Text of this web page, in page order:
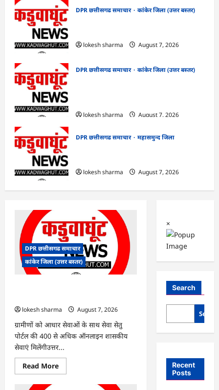
DPR छत्तीसगढ समाचार
कांकेर जिला (उत्तर बस्तर)
lokesh sharma
August 7, 2026
DPR छत्तीसगढ समाचार
कांकेर जिला (उत्तर बस्तर)
lokesh sharma
August 7, 2026
DPR छत्तीसगढ समाचार
महासमुन्द जिला
lokesh sharma
August 7, 2026
DPR छत्तीसगढ समाचार
कांकेर जिला (उत्तर बस्तर)
lokesh sharma
August 7, 2026
ग्रामीणों को आधार सेवाओं के साथ सेवा सेतु
पोर्टल की 400 से अधिक ऑनलाइन शासकीय
सेवाएं मिलेंगीउत्तर...
Read MoreRead
more
×
Search
Recent
Posts